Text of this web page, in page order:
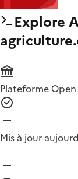
Explore
Plateforme
Mis à jour